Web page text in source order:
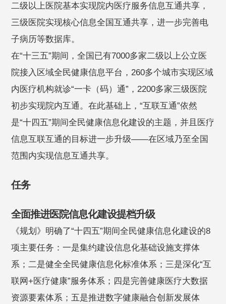
二级以上医院基本实现院内医疗服务信息互通共享，
三级医院实现核心信息全国互通共享，进一步完善电
子病历等数据库。
在“十三五”期间，全国已有7000多家二级以上公立医
院接入区域全民健康信息平台，260多个城市实现区域
内医疗机构就诊“一卡（码）通”，2200多家三级医院
初步实现院内互通。在此基础上，“互联互通”依然
是“十四五”期间全民健康信息化建设的主题，并且医疗
信息互联互通的目标进一步升级——在区域乃至全国
范围内实现信息互通共享。
任务
全面推进医院信息化建设提档升级
《规划》明确了“十四五”期间全民健康信息化建设的8
项主要任务：一是集约建设信息化基础设施支撑体
系；二是健全全民健康信息化标准体系；三是深化“互
联网+医疗健康”服务体系；四是完善健康医疗大数据
资源要素体系；五是推进数字健康融合创新发展体